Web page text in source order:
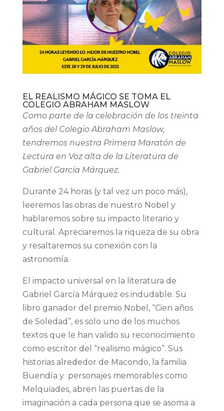
EL REALISMO MÁGICO SE TOMA EL
COLEGIO ABRAHAM MASLOW
Como parte de la celebración de los treinta
años del Colegio Abraham Maslow,
tendremos nuestra Primera Maratón de
Lectura en Voz alta de la Literatura de
Gabriel García Márquez.
Durante 24 horas (y tal vez un poco más),
leeremos las obras de nuestro Nobel y
hablaremos sobre su impacto literario y
cultural. Apreciaremos la riqueza de su obra
y resaltaremos su conexión con la
astronomía.
El impacto universal en la literatura de
Gabriel García Márquez es indudable. Su
libro ganador del premio Nobel, “Cien años
de Soledad”, es solo uno de los muchos
textos que le han valido su reconocimiento
como escritor del “realismo mágico”. Sus
historias alrededor de Macondo, la familia
Buendía y personajes memorables como
Melquiades, abren las puertas de la
imaginación a cada persona que se asoma a